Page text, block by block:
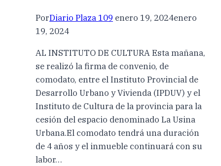
PorDiario Plaza 109 enero 19, 2024enero
19, 2024
AL INSTITUTO DE CULTURA Esta mañana,
se realizó la firma de convenio, de
comodato, entre el Instituto Provincial de
Desarrollo Urbano y Vivienda (IPDUV) y el
Instituto de Cultura de la provincia para la
cesión del espacio denominado La Usina
Urbana.El comodato tendrá una duración
de 4 años y el inmueble continuará con su
labor…